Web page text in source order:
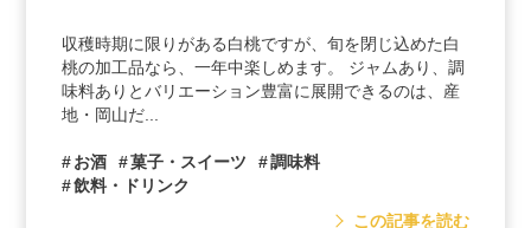
収穫時期に限りがある白桃ですが、旬を閉じ込めた白
桃の加工品なら、一年中楽しめます。 ジャムあり、調
味料ありとバリエーション豊富に展開できるのは、産
地・岡山だ...
お酒 菓子・スイーツ
調味料
飲料・ドリンク
この記事を読む